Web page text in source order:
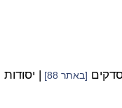
[באתר 88] | יסודות